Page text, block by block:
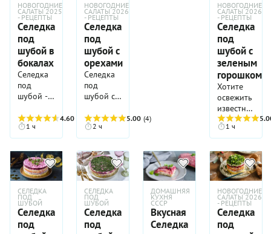
НОВОГОДНИЕ
САЛАТЫ 2025
- РЕЦЕПТЫ
Селедка
под
шубой в
бокалах
Селедка
под
шубой -
любимый
россиянами
салат, как
и оливье.
Попробуйте
на этот
раз
изменить
его
подачу,
разложив
4.60
(5)
1 ч
НОВОГОДНИЕ
САЛАТЫ 2026
- РЕЦЕПТЫ
Селедка
под
шубой с
орехами
Селедка
под
шубой с
орехами
подарит
вам
новые
ощущения:
как будто
вы
встретили
хорошего
старого
знакомого
5.00 (4)
2 ч
НОВОГОДНИЕ
САЛАТЫ 2026
- РЕЦЕПТЫ
Селедка
под
шубой с
зеленым
горошком
Хотите
освежить
известный
рецепт?
Приготовьте
селедку
под
шубой с
зеленым
Всего
один
новый
ингредиент
1 ч
СЕЛЕДКА
ПОД
ШУБОЙ
Селедка
под
СЕЛЕДКА
ПОД
ШУБОЙ
Селедка
под
ДОМАШНЯЯ
КУХНЯ
СССР
Вкусная
Селедка
НОВОГОДНИЕ
САЛАТЫ 2026
- РЕЦЕПТЫ
Селедка
под